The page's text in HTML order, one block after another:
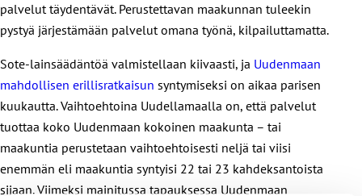
palvelut täydentävät. Perustettavan maakunnan tuleekin
pystyä järjestämään palvelut omana työnä, kilpailuttamatta.
Sote-lainsäädäntöä valmistellaan kiivaasti, ja Uudenmaan
mahdollisen erillisratkaisun syntymiseksi on aikaa parisen
kuukautta. Vaihtoehtoina Uudellamaalla on, että palvelut
tuottaa koko Uudenmaan kokoinen maakunta – tai
maakuntia perustetaan vaihtoehtoisesti neljä tai viisi
enemmän eli maakuntia syntyisi 22 tai 23 kahdeksantoista
sijaan. Viimeksi mainitussa tapauksessa Uudenmaan